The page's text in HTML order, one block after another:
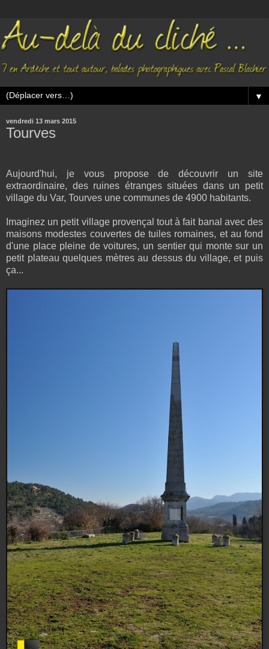
▼
vendredi 13 mars 2015
Tourves
Aujourd'hui, je vous propose de découvrir un site
extraordinaire, des ruines étranges situées dans un petit
village du Var, Tourves une communes de 4900 habitants.
Imaginez un petit village provençal tout à fait banal avec des
maisons modestes couvertes de tuiles romaines, et au fond
d'une place pleine de voitures, un sentier qui monte sur un
petit plateau quelques mètres au dessus du village, et puis
ça...